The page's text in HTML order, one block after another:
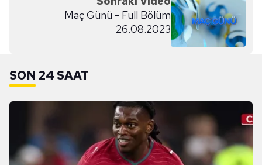
Maç Günü - Full Bölüm
26.08.2023
SON 24 SAAT